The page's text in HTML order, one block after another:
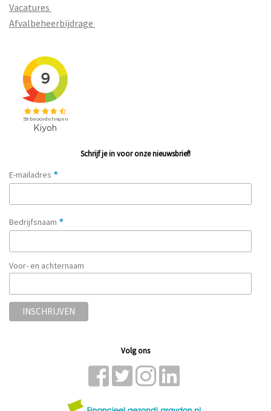
Vacatures
Afvalbeheerbijdrage
Schrijf je in voor onze nieuwsbrief!
E-mailadres *
Bedrijfsnaam *
Voor- en achternaam
Volg ons